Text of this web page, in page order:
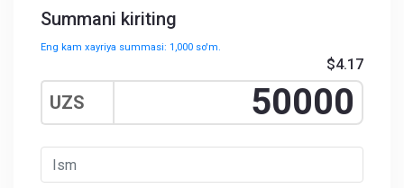
Summani kiriting
Eng kam xayriya summasi: 1,000 so'm.
$4.17
UZS